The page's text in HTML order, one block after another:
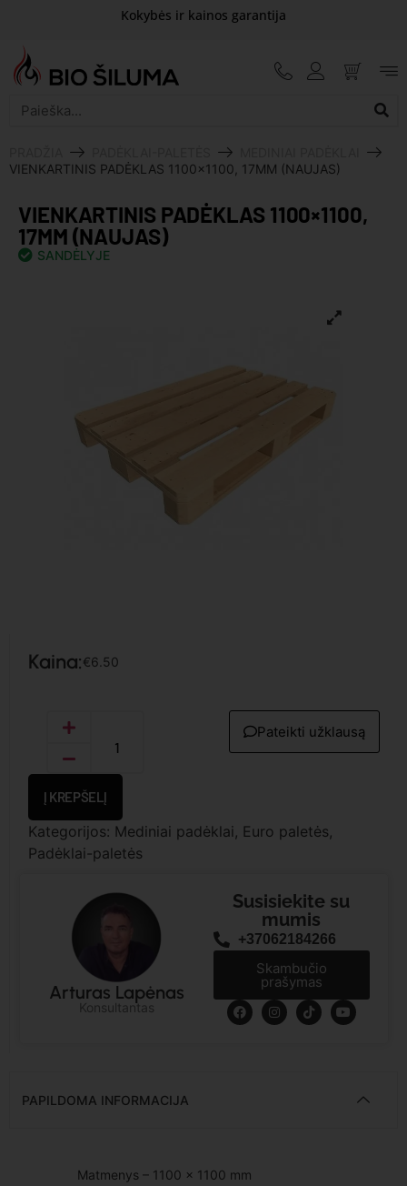
Kokybės ir kainos garantija
VIENKARTINIS PADĖKLAS 1100×1100, 17MM (NAUJAS)
VIENKARTINIS PADĖKLAS 1100×1100,
17MM (NAUJAS)
SANDĖLYJE
Kaina:€6.50
Į KREPŠELĮ
Pateikti užklausą
Kategorijos: Mediniai padėklai, Euro paletės,
Padėklai-paletės
Susisiekite su
mumis
+37062184266
Skambučio
prašymas
Arturas Lapėnas
Konsultantas
PAPILDOMA INFORMACIJA
Matmenys – 1100 × 1100 mm